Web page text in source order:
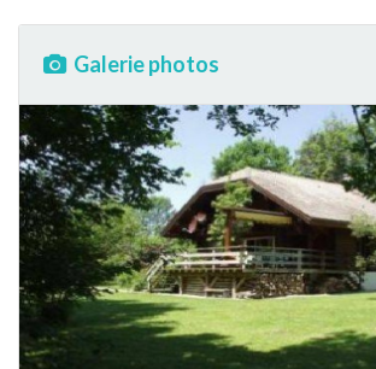
Galerie photos